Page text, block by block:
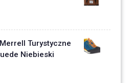
Turystyczne
Niebieski